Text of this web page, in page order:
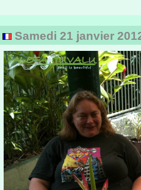
Samedi 21 janvier